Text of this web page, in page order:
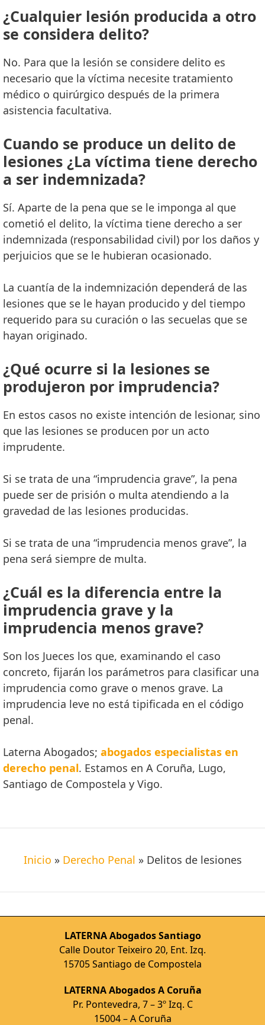
¿Cualquier lesión producida a otro
se considera delito?
No. Para que la lesión se considere delito es
necesario que la víctima necesite tratamiento
médico o quirúrgico después de la primera
asistencia facultativa.
Cuando se produce un delito de
lesiones ¿La víctima tiene derecho
a ser indemnizada?
Sí. Aparte de la pena que se le imponga al que
cometió el delito, la víctima tiene derecho a ser
indemnizada (responsabilidad civil) por los daños y
perjuicios que se le hubieran ocasionado.
La cuantía de la indemnización dependerá de las
lesiones que se le hayan producido y del tiempo
requerido para su curación o las secuelas que se
hayan originado.
¿Qué ocurre si la lesiones se
produjeron por imprudencia?
En estos casos no existe intención de lesionar, sino
que las lesiones se producen por un acto
imprudente.
Si se trata de una “imprudencia grave”, la pena
puede ser de prisión o multa atendiendo a la
gravedad de las lesiones producidas.
Si se trata de una “imprudencia menos grave”, la
pena será siempre de multa.
¿Cuál es la diferencia entre la
imprudencia grave y la
imprudencia menos grave?
Son los Jueces los que, examinando el caso
concreto, fijarán los parámetros para clasificar una
imprudencia como grave o menos grave. La
imprudencia leve no está tipificada en el código
penal.
Laterna Abogados; abogados especialistas en
derecho penal. Estamos en A Coruña, Lugo,
Santiago de Compostela y Vigo.
Inicio » Derecho Penal » Delitos de lesiones
LATERNA Abogados Santiago
Calle Doutor Teixeiro 20, Ent. Izq.
15705 Santiago de Compostela
LATERNA Abogados A Coruña
Pr. Pontevedra, 7 – 3º Izq. C
15004 – A Coruña